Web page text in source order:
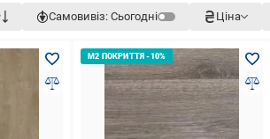
Самовивіз: Сьогодні Ціна